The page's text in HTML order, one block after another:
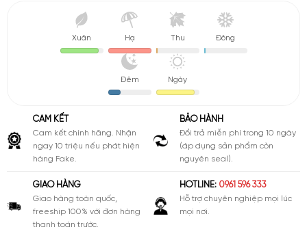
Xuân Hạ Thu Đông
Đêm Ngày
CAM KẾT
Cam kết chính hãng. Nhận
ngay 10 triệu nếu phát hiện
hàng Fake.
BẢO HÀNH
Đổi trả miễn phí trong 10 ngày
(áp dụng sản phẩm còn
nguyên seal).
GIAO HÀNG
Giao hàng toàn quốc,
freeship 100% với đơn hàng
thanh toán trước.
HOTLINE: 0961 596 333
Hỗ trợ chuyên nghiệp mọi lúc
mọi nơi.